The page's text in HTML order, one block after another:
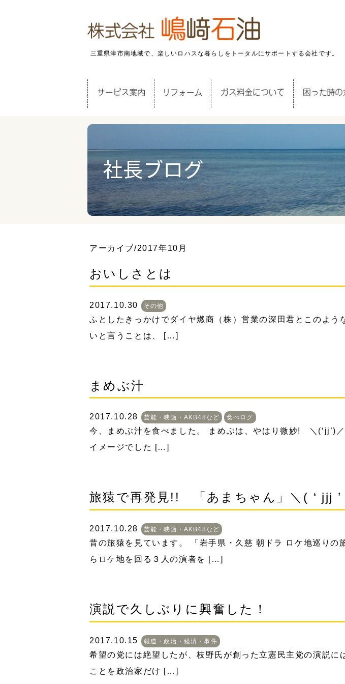
三重県津市南地域で、楽しいロハスな暮らしをトータルにサポートする会社です。
アーカイブ/2017年10月
おいしさとは
2017.10.30 その他
ふとしたきっかけでダイヤ燃商（株）営業の深田君とこのよ
いと言うことは、 […]
まめぶ汁
2017.10.28 芸能・映画・AKB48など 食べログ
今、まめぶ汁を食べました。 まめぶは、やはり微妙! ＼(‘jj’)
イメージでした […]
旅猿で再発見!! 「あまちゃん」＼( ‘ jjj ’
2017.10.28 芸能・映画・AKB48など
昔の旅猿を見ています。 「岩手県・久慈 朝ドラ ロケ地巡りの
らロケ地を回る３人の演者を […]
演説で久しぶりに興奮した！
2017.10.15 報道・政治・経済・事件
希望の党には絶望したが、枝野氏が創った立憲民主党の演説
ことを政治家だけ […]